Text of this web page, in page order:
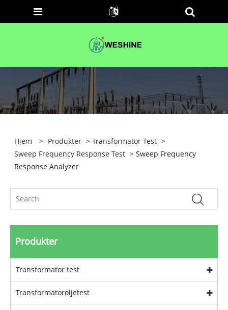
Hjem > Produkter >Transformator Test >
Sweep Frequency Response Test > Sweep Frequency
Response Analyzer
Produkter
Transformator test
Transformatoroljetest